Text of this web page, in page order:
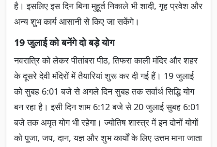
है। इसलिए इस दिन बिना मुहूर्त निकाले भी शादी, गृह प्रवेश और
अन्य शुभ कार्य आसानी से किए जा सकेंगे।
19 जुलाई को बनेंगे दो बड़े योग
नवरात्रि को लेकर पीतांबरा पीठ, तिफरा काली मंदिर और शहर
के दूसरे देवी मंदिरों में तैयारियां शुरू कर दी गई हैं। 19 जुलाई
को सुबह 6:01 बजे से अगले दिन सुबह तक सर्वार्थ सिद्धि योग
बन रहा है। इसी दिन शाम 6:12 बजे से 20 जुलाई सुबह 6:01
बजे तक अमृत योग भी रहेगा। ज्योतिष शास्त्र में इन दोनों योगों
को पूजा, जप, दान, यज्ञ और शुभ कार्यों के लिए उत्तम माना जाता